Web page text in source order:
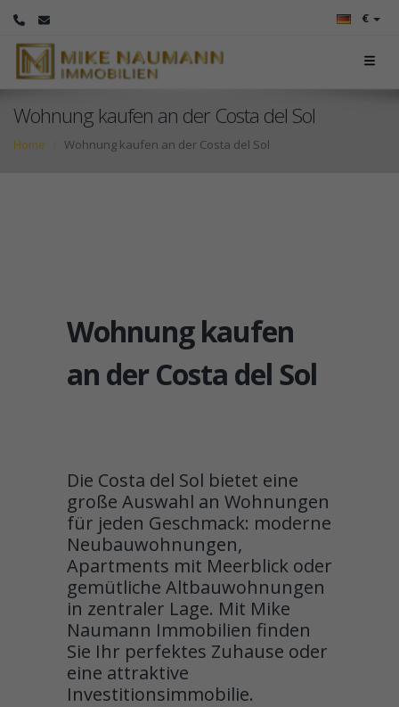
€
Wohnung kaufen an der Costa del Sol
Home Wohnung kaufen an der Costa del Sol
Wohnung kaufen
an der Costa del Sol
Die Costa del Sol bietet eine
große Auswahl an Wohnungen
für jeden Geschmack: moderne
Neubauwohnungen,
Apartments mit Meerblick oder
gemütliche Altbauwohnungen
in zentraler Lage. Mit Mike
Naumann Immobilien finden
Sie Ihr perfektes Zuhause oder
eine attraktive
Investitionsimmobilie.